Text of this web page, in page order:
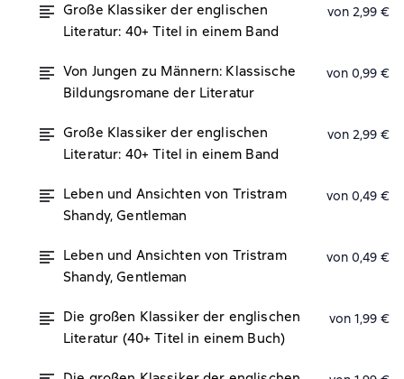
Große Klassiker der englischen
Literatur: 40+ Titel in einem Band
von 2,99 €
Von Jungen zu Männern: Klassische
Bildungsromane der Literatur
von 0,99 €
Große Klassiker der englischen
Literatur: 40+ Titel in einem Band
von 2,99 €
Leben und Ansichten von Tristram
Shandy, Gentleman
von 0,49 €
Leben und Ansichten von Tristram
Shandy, Gentleman
von 0,49 €
Die großen Klassiker der englischen
Literatur (40+ Titel in einem Buch)
von 1,99 €